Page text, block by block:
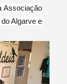
Associação
Algarve e